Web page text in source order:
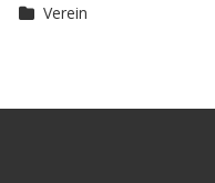
Verein